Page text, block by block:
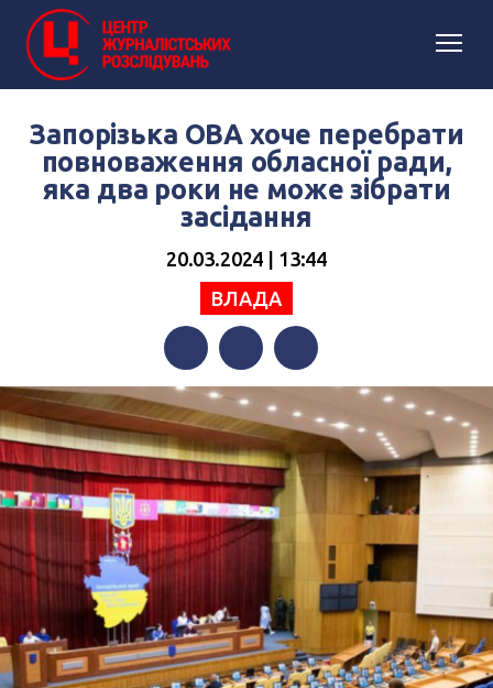
Запорізька ОВА хоче перебрати
повноваження обласної ради,
яка два роки не може зібрати
засідання
20.03.2024 | 13:44
ВЛАДА
FacebookTwitterTelegram